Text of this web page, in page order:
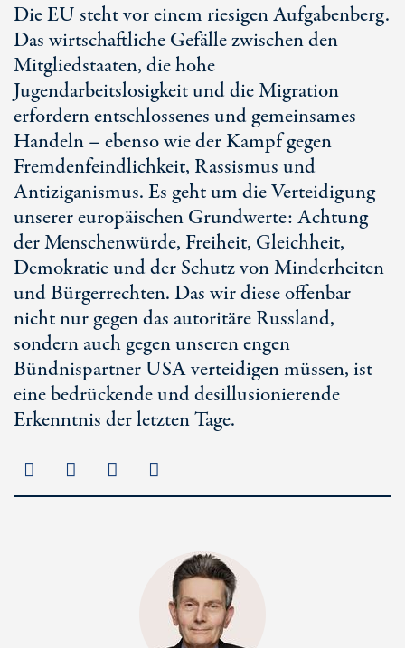
Die EU steht vor einem riesigen Aufgabenberg.
Das wirtschaftliche Gefälle zwischen den
Mitgliedstaaten, die hohe
Jugendarbeitslosigkeit und die Migration
erfordern entschlossenes und gemeinsames
Handeln – ebenso wie der Kampf gegen
Fremdenfeindlichkeit, Rassismus und
Antiziganismus. Es geht um die Verteidigung
unserer europäischen Grundwerte: Achtung
der Menschenwürde, Freiheit, Gleichheit,
Demokratie und der Schutz von Minderheiten
und Bürgerrechten. Das wir diese offenbar
nicht nur gegen das autoritäre Russland,
sondern auch gegen unseren engen
Bündnispartner USA verteidigen müssen, ist
eine bedrückende und desillusionierende
Erkenntnis der letzten Tage.